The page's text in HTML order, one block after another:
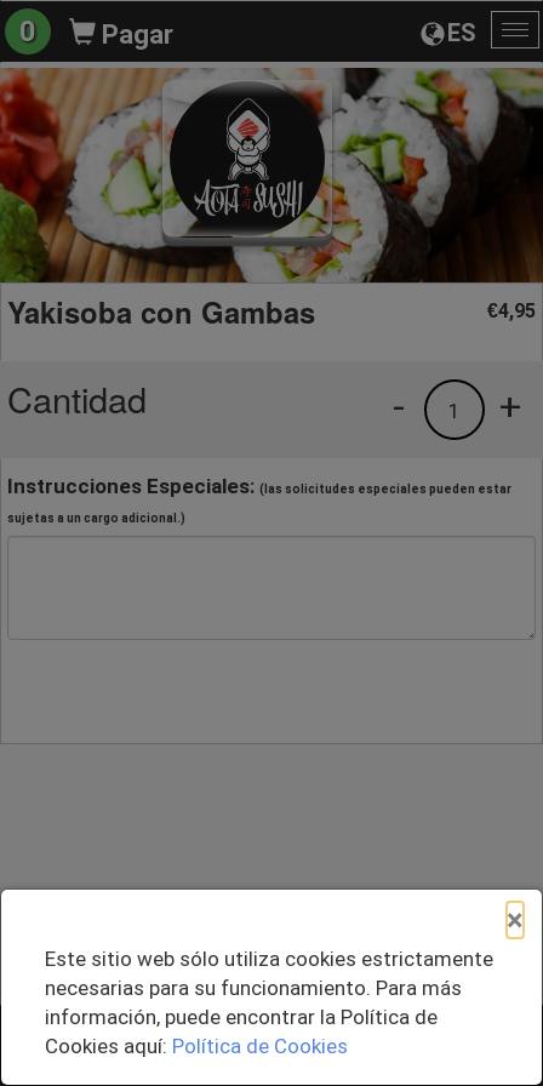
ES
0 Pagar
Yakisoba con Gambas €4,95
Cantidad +
1
-
Instrucciones Especiales: (las solicitudes especiales pueden estar
sujetas a un cargo adicional.)
+ Agregar al Pedido
×
Este sitio web sólo utiliza cookies estrictamente
necesarias para su funcionamiento. Para más
información, puede encontrar la Política de
Cookies aquí: Política de Cookies